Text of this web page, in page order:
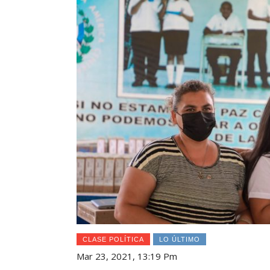
CLASE POLÍTICA LO ÚLTIMO
Mar 23, 2021, 13:19 Pm